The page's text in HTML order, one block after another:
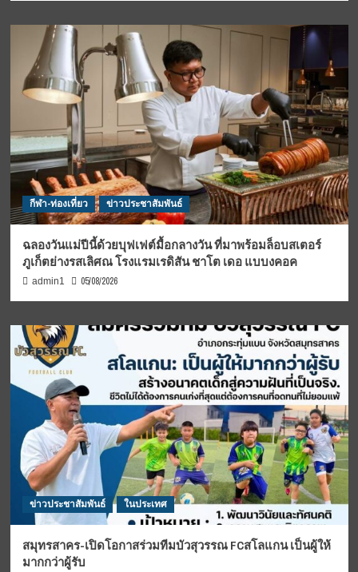
กีฬา-ท่องเที่ยว ข่าวประชาสัมพันธ์
ฉลองวันแม่ปีนี้ด้วยบุฟเฟต์มื้อกลางวัน ที่มาพร้อมล็อบสเตอร์
ภูเก็ตย่างรสเลิศณ โรงแรมเรดิสัน ชาโต เดอ แบบงคอค
admin1 05/08/2026
ข่าวประชาสัมพันธ์ ในประเทศ
สมุทรสาคร-เปิดโอกาสร่วมทีมบัวสุวรรณ FCสโลแกน เป็นผู้ให้
มากกว่าผู้รับ